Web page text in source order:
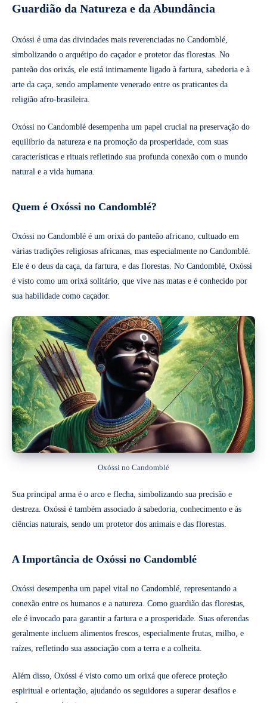
Guardião da Natureza e da Abundância
Oxóssi é uma das divindades mais reverenciadas no Candomblé,
simbolizando o arquétipo do caçador e protetor das florestas. No
panteão dos orixás, ele está intimamente ligado à fartura, sabedoria e à
arte da caça, sendo amplamente venerado entre os praticantes da
religião afro-brasileira.
Oxóssi no Candomblé desempenha um papel crucial na preservação do
equilíbrio da natureza e na promoção da prosperidade, com suas
características e rituais refletindo sua profunda conexão com o mundo
natural e a vida humana.
Quem é Oxóssi no Candomblé?
Oxóssi no Candomblé é um orixá do panteão africano, cultuado em
várias tradições religiosas africanas, mas especialmente no Candomblé.
Ele é o deus da caça, da fartura, e das florestas. No Candomblé, Oxóssi
é visto como um orixá solitário, que vive nas matas e é conhecido por
sua habilidade como caçador.
Oxóssi no Candomblé
Sua principal arma é o arco e flecha, simbolizando sua precisão e
destreza. Oxóssi é também associado à sabedoria, conhecimento e às
ciências naturais, sendo um protetor dos animais e das florestas.
A Importância de Oxóssi no Candomblé
Oxóssi desempenha um papel vital no Candomblé, representando a
conexão entre os humanos e a natureza. Como guardião das florestas,
ele é invocado para garantir a fartura e a prosperidade. Suas oferendas
geralmente incluem alimentos frescos, especialmente frutas, milho, e
raízes, refletindo sua associação com a terra e a colheita.
Além disso, Oxóssi é visto como um orixá que oferece proteção
espiritual e orientação, ajudando os seguidores a superar desafios e